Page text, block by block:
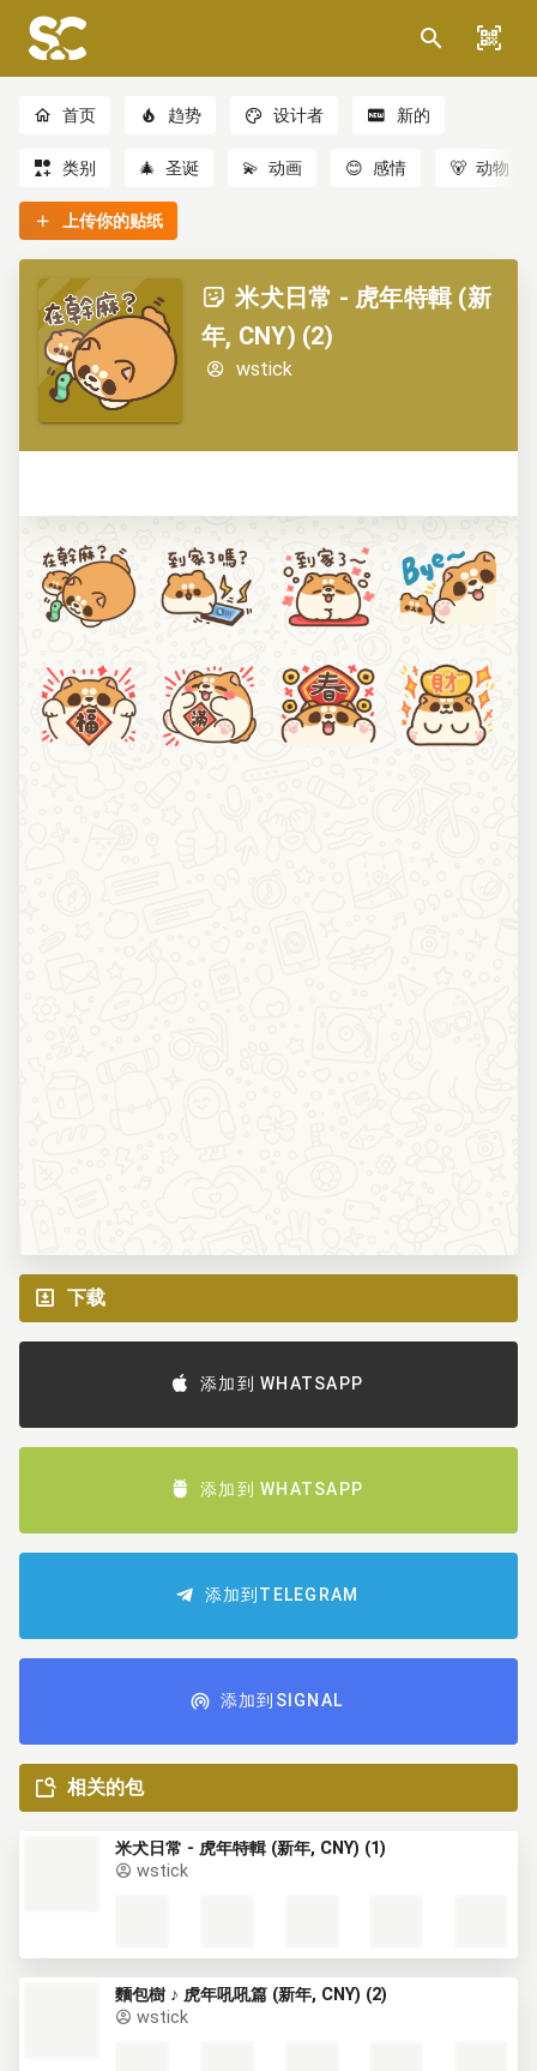
首页 趋势 设计者 新的
类别 🎄 圣诞 💫 动画 😊 感情 🐻 动物
上传你的贴纸
米犬日常 - 虎年特輯 (新
年, CNY) (2)
wstick
下载
添加到 WHATSAPP
添加到 WHATSAPP
添加到TELEGRAM
添加到SIGNAL
相关的包
米犬日常 - 虎年特輯 (新年, CNY) (1)
wstick
麵包樹 ♪ 虎年吼吼篇 (新年, CNY) (2)
wstick